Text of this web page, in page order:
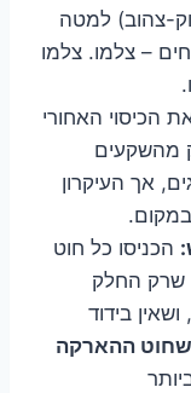
צהוב) למטה
– צלמו. צלמו
הכיסוי האחורי
מהשקעים
אך העיקרון
הכניסו כל חוט
שרק החלק
בידוד
שחוט ההארקה